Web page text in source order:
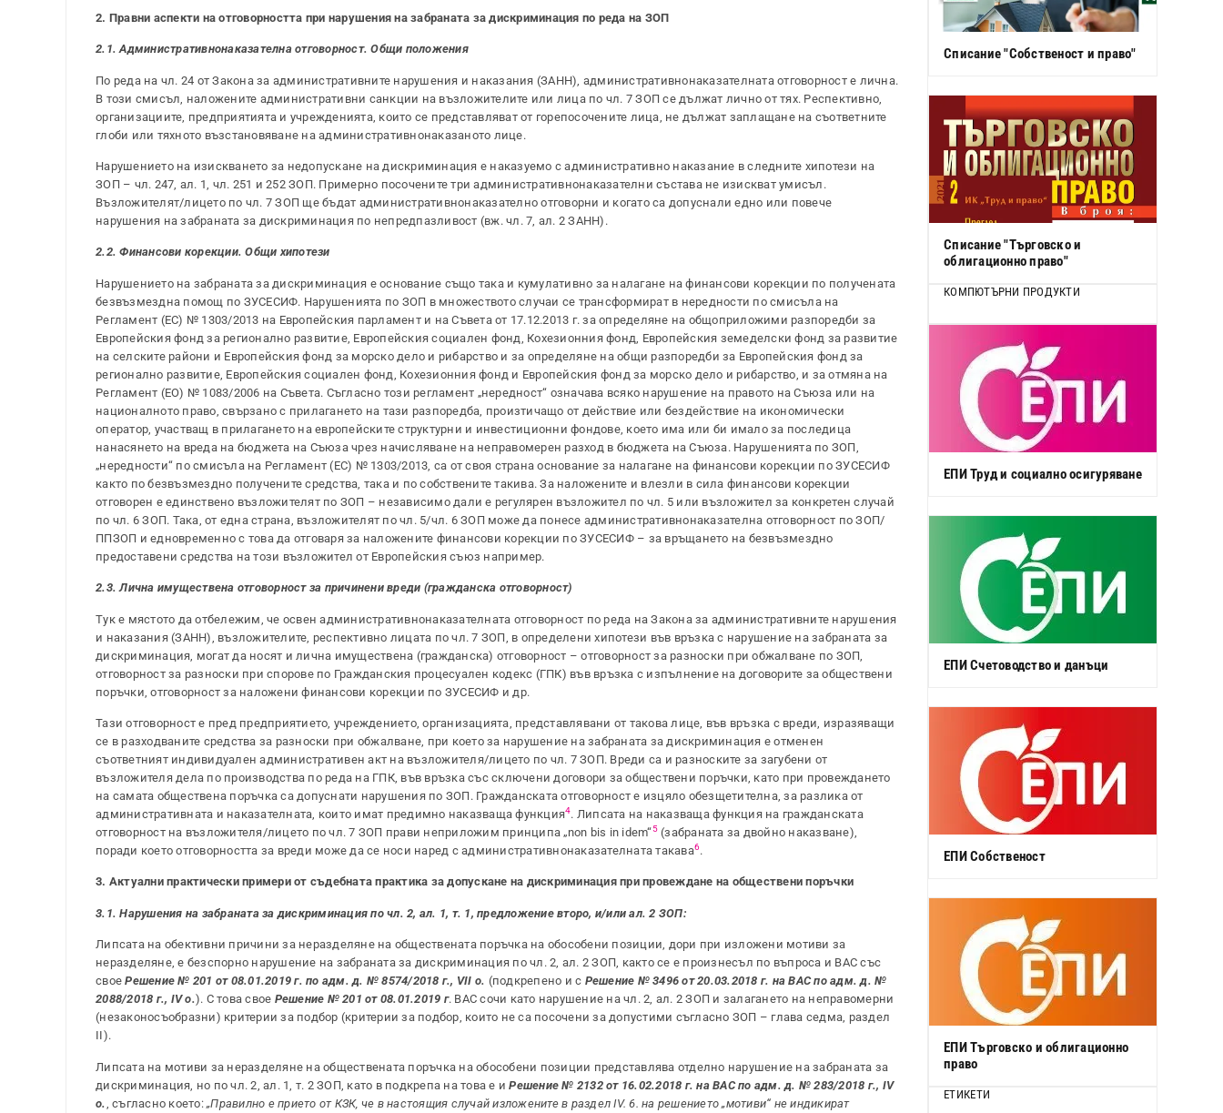
2. Правни аспекти на отговорността при нарушения на забраната за дискриминация по реда на ЗОП
2.1. Административнонаказателна отговорност. Общи положения
По реда на чл. 24 от Закона за административните нарушения и наказания (ЗАНН), административнонаказателната отговорност е лична.
В този смисъл, наложените административни санкции на възложителите или лица по чл. 7 ЗОП се дължат лично от тях. Респективно,
организациите, предприятията и учрежденията, които се представляват от горепосочените лица, не дължат заплащане на съответните
глоби или тяхното възстановяване на административнонаказаното лице.
Нарушението на изискването за недопускане на дискриминация е наказуемо с административно наказание в следните хипотези на
ЗОП – чл. 247, ал. 1, чл. 251 и 252 ЗОП. Примерно посочените три административнонаказателни състава не изискват умисъл.
Възложителят/лицето по чл. 7 ЗОП ще бъдат административнонаказателно отговорни и когато са допуснали едно или повече
нарушения на забраната за дискриминация по непредпазливост (вж. чл. 7, ал. 2 ЗАНН).
2.2. Финансови корекции. Общи хипотези
Нарушението на забраната за дискриминация е основание също така и кумулативно за налагане на финансови корекции по получената
безвъзмездна помощ по ЗУСЕСИФ. Нарушенията по ЗОП в множеството случаи се трансформират в нередности по смисъла на
Регламент (ЕС) № 1303/2013 на Европейския парламент и на Съвета от 17.12.2013 г. за определяне на общоприложими разпоредби за
Европейския фонд за регионално развитие, Европейския социален фонд, Кохезионния фонд, Европейския земеделски фонд за развитие
на селските райони и Европейския фонд за морско дело и рибарство и за определяне на общи разпоредби за Европейския фонд за
регионално развитие, Европейския социален фонд, Кохезионния фонд и Европейския фонд за морско дело и рибарство, и за отмяна на
Регламент (ЕО) № 1083/2006 на Съвета. Съгласно този регламент „нередност“ означава всяко нарушение на правото на Съюза или на
националното право, свързано с прилагането на тази разпоредба, произтичащо от действие или бездействие на икономически
оператор, участващ в прилагането на европейските структурни и инвестиционни фондове, което има или би имало за последица
нанасянето на вреда на бюджета на Съюза чрез начисляване на неправомерен разход в бюджета на Съюза. Нарушенията по ЗОП,
„нередности“ по смисъла на Регламент (ЕС) № 1303/2013, са от своя страна основание за налагане на финансови корекции по ЗУСЕСИФ
както по безвъзмездно получените средства, така и по собствените такива. За наложените и влезли в сила финансови корекции
отговорен е единствено възложителят по ЗОП – независимо дали е регулярен възложител по чл. 5 или възложител за конкретен случай
по чл. 6 ЗОП. Така, от една страна, възложителят по чл. 5/чл. 6 ЗОП може да понесе административнонаказателна отговорност по ЗОП/
ППЗОП и едновременно с това да отговаря за наложените финансови корекции по ЗУСЕСИФ – за връщането на безвъзмездно
предоставени средства на този възложител от Европейския съюз например.
2.3. Лична имуществена отговорност за причинени вреди (гражданска отговорност)
Тук е мястото да отбележим, че освен административнонаказателната отговорност по реда на Закона за административните нарушения
и наказания (ЗАНН), възложителите, респективно лицата по чл. 7 ЗОП, в определени хипотези във връзка с нарушение на забраната за
дискриминация, могат да носят и лична имуществена (гражданска) отговорност – отговорност за разноски при обжалване по ЗОП,
отговорност за разноски при спорове по Гражданския процесуален кодекс (ГПК) във връзка с изпълнение на договорите за обществени
поръчки, отговорност за наложени финансови корекции по ЗУСЕСИФ и др.
Тази отговорност е пред предприятието, учреждението, организацията, представлявани от такова лице, във връзка с вреди, изразяващи
се в разходваните средства за разноски при обжалване, при което за нарушение на забраната за дискриминация е отменен
съответният индивидуален административен акт на възложителя/лицето по чл. 7 ЗОП. Вреди са и разноските за загубени от
възложителя дела по производства по реда на ГПК, във връзка със сключени договори за обществени поръчки, като при провеждането
на самата обществена поръчка са допуснати нарушения по ЗОП. Гражданската отговорност е изцяло обезщетителна, за разлика от
административната и наказателната, които имат предимно наказваща функция4. Липсата на наказваща функция на гражданската
отговорност на възложителя/лицето по чл. 7 ЗОП прави неприложим принципа „non bis in idem“5(забраната за двойно наказване),
поради което отговорността за вреди може да се носи наред с административнонаказателната такава6.
3. Актуални практически примери от съдебната практика за допускане на дискриминация при провеждане на обществени поръчки
3.1. Нарушения на забраната за дискриминация по чл. 2, ал. 1, т. 1, предложение второ, и/или ал. 2 ЗОП:
Липсата на обективни причини за неразделяне на обществената поръчка на обособени позиции, дори при изложени мотиви за
неразделяне, е безспорно нарушение на забраната за дискриминация по чл. 2, ал. 2 ЗОП, както се е произнесъл по въпроса и ВАС със
своеРешение № 201 от 08.01.2019 г. по адм. д. № 8574/2018 г., VII о. (подкрепено и с Решение № 3496 от 20.03.2018 г. на ВАС по адм. д. №
2088/2018 г., IV о.). С това свое Решение № 201 от 08.01.2019 г. ВАС сочи като нарушение на чл. 2, ал. 2 ЗОП и залагането на неправомерни
(незаконосъобразни) критерии за подбор (критерии за подбор, които не са посочени за допустими съгласно ЗОП – глава седма, раздел
II).
Липсата на мотиви за неразделяне на обществената поръчка на обособени позиции представлява отделно нарушение на забраната за
дискриминация, но по чл. 2, ал. 1, т. 2 ЗОП, като в подкрепа на това е иРешение № 2132 от 16.02.2018 г. на ВАС по адм. д. № 283/2018 г., IV
о. , съгласно което: „Правилно е прието от КЗК, че в настоящия случай изложените в раздел IV. 6. на решението „мотиви“ не индикират
Списание "Собственост и право"
Списание "Търговско и
облигационно право"
КОМПЮТЪРНИ ПРОДУКТИ
ЕПИ Труд и социално осигуряване
ЕПИ Счетоводство и данъци
ЕПИ Собственост
ЕПИ Търговско и облигационно
право
ЕТИКЕТИ